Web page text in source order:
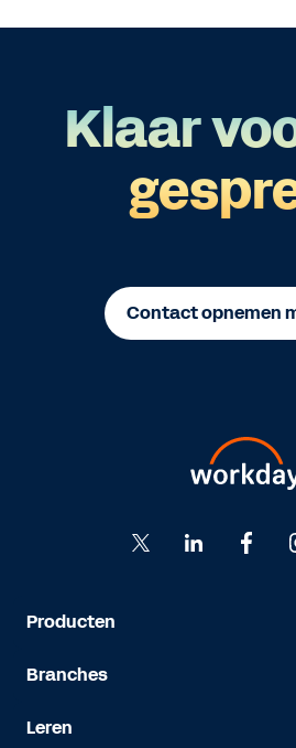
Klaar
Contact opnemen
Producten
Branches
Leren